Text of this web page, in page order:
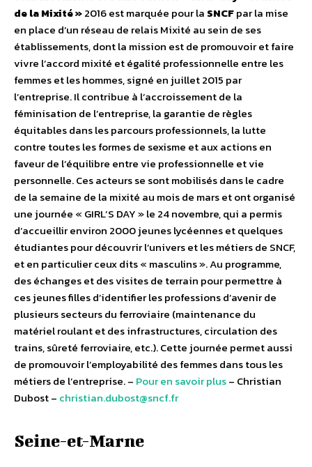
de la Mixité »2016 est marquée pour la SNCFpar la mise
en place d’un réseau de relais Mixité au sein de ses
établissements, dont la mission est de promouvoir et faire
vivre l’accord mixité et égalité professionnelle entre les
femmes et les hommes, signé en juillet 2015 par
l’entreprise. Il contribue à l’accroissement de la
féminisation de l’entreprise, la garantie de règles
équitables dans les parcours professionnels, la lutte
contre toutes les formes de sexisme et aux actions en
faveur de l’équilibre entre vie professionnelle et vie
personnelle. Ces acteurs se sont mobilisés dans le cadre
de la semaine de la mixité au mois de mars et ont organisé
une journée « GIRL’S DAY » le 24 novembre, qui a permis
d’accueillir environ 2000 jeunes lycéennes et quelques
étudiantes pour découvrir l’univers et les métiers de SNCF,
et en particulier ceux dits « masculins ».Au programme,
des échanges et des visites de terrain pour permettre à
ces jeunes filles d’identifier les professions d’avenir de
plusieurs secteurs du ferroviaire (maintenance du
matériel roulant et des infrastructures, circulation des
trains, sûreté ferroviaire, etc.). Cette journée permet aussi
de promouvoir l’employabilité des femmes dans tous les
métiers de l’entreprise. – Pour en savoir plus– Christian
Dubost – christian.dubost@sncf.fr
Seine-et-Marne